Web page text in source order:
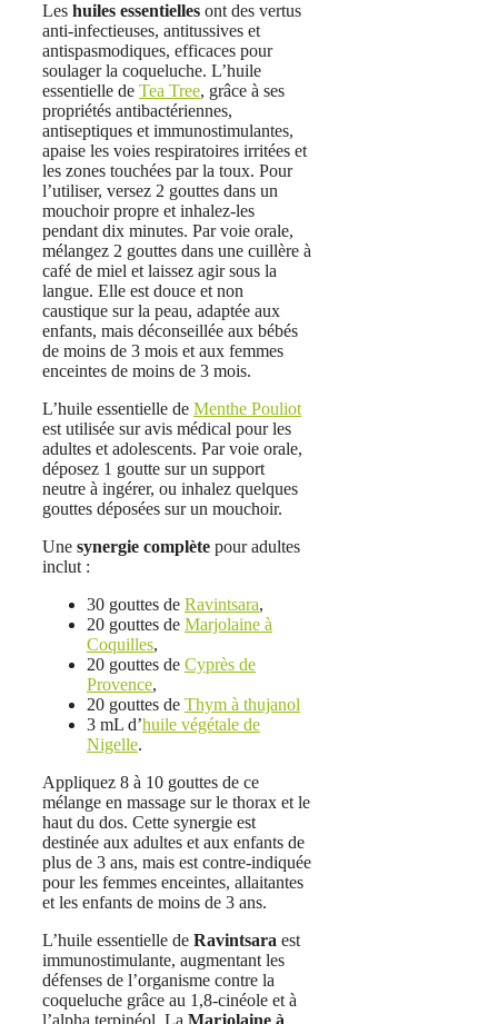
Les huiles essentielles ont des vertus
anti-infectieuses, antitussives et
antispasmodiques, efficaces pour
soulager la coqueluche. L’huile
essentielle de Tea Tree, grâce à ses
propriétés antibactériennes,
antiseptiques et immunostimulantes,
apaise les voies respiratoires irritées et
les zones touchées par la toux. Pour
l’utiliser, versez 2 gouttes dans un
mouchoir propre et inhalez-les
pendant dix minutes. Par voie orale,
mélangez 2 gouttes dans une cuillère à
café de miel et laissez agir sous la
langue. Elle est douce et non
caustique sur la peau, adaptée aux
enfants, mais déconseillée aux bébés
de moins de 3 mois et aux femmes
enceintes de moins de 3 mois.
L’huile essentielle de Menthe Pouliot
est utilisée sur avis médical pour les
adultes et adolescents. Par voie orale,
déposez 1 goutte sur un support
neutre à ingérer, ou inhalez quelques
gouttes déposées sur un mouchoir.
Une synergie complète pour adultes
inclut :
30 gouttes de Ravintsara,
20 gouttes de Marjolaine à
Coquilles,
20 gouttes de Cyprès de
Provence,
20 gouttes de Thym à thujanol
3 mL d’huile végétale de
Nigelle.
Appliquez 8 à 10 gouttes de ce
mélange en massage sur le thorax et le
haut du dos. Cette synergie est
destinée aux adultes et aux enfants de
plus de 3 ans, mais est contre-indiquée
pour les femmes enceintes, allaitantes
et les enfants de moins de 3 ans.
L’huile essentielle de Ravintsara est
immunostimulante, augmentant les
défenses de l’organisme contre la
coqueluche grâce au 1,8-cinéole et à
l’alpha terpinéol. La Marjolaine à